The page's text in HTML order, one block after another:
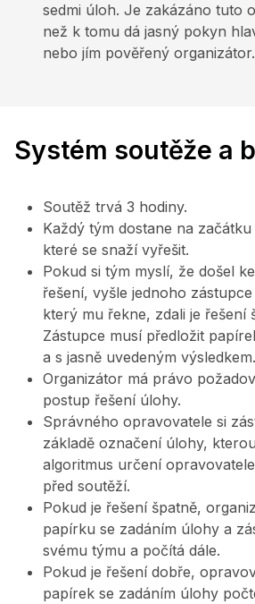
sedmi úloh. Je zakázáno tuto
než k tomu dá jasný pokyn
nebo jím pověřený organizátor.
Systém soutěže a
Soutěž trvá 3 hodiny.
Každý tým dostane na
které se snaží vyřešit.
Pokud si tým myslí, že došel
řešení, vyšle jednoho
který mu řekne, zdali je řešení
Zástupce musí předložit
a s jasně uvedeným výsledkem.
Organizátor má právo
postup řešení úlohy.
Správného opravovatele si
základě označení úlohy,
algoritmus určení
před soutěží.
Pokud je řešení špatně,
papírku se zadáním úlohy a
svému týmu a počítá dále.
Pokud je řešení dobře,
papírek se zadáním úlohy